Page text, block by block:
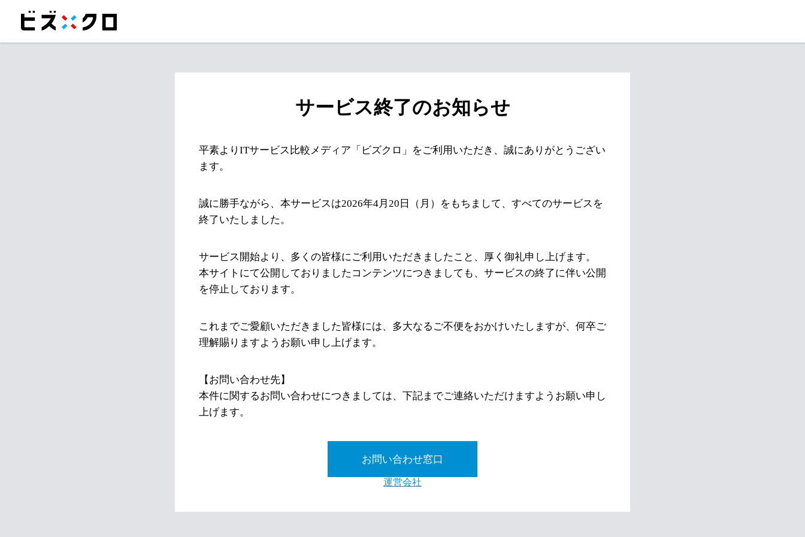
サービス終了のお知らせ
平素よりITサービス比較メディア「ビズクロ」をご利用いただき、誠にありがとうござい
ます。
誠に勝手ながら、本サービスは2026年4月20日（月）をもちまして、すべてのサービスを
終了いたしました。
サービス開始より、多くの皆様にご利用いただきましたこと、厚く御礼申し上げます。
本サイトにて公開しておりましたコンテンツにつきましても、サービスの終了に伴い公開
を停止しております。
これまでご愛顧いただきました皆様には、多大なるご不便をおかけいたしますが、何卒ご
理解賜りますようお願い申し上げます。
【お問い合わせ先】
本件に関するお問い合わせにつきましては、下記までご連絡いただけますようお願い申し
上げます。
お問い合わせ窓口
運営会社